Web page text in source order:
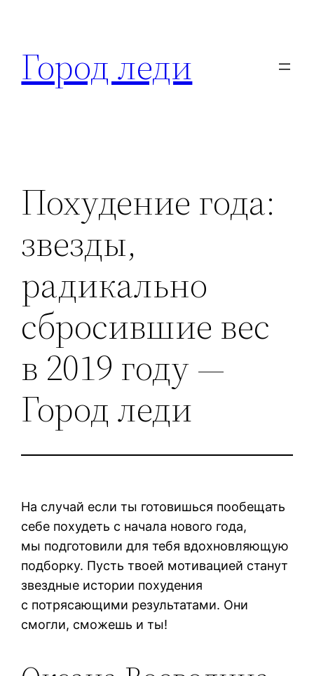
содержимому
Город леди
Похудение года:
звезды,
радикально
сбросившие вес
в 2019 году —
Город леди
На случай если ты готовишься пообещать
себе похудеть с начала нового года,
мы подготовили для тебя вдохновляющую
подборку. Пусть твоей мотивацией станут
звездные истории похудения
с потрясающими результатами. Они
смогли, сможешь и ты!